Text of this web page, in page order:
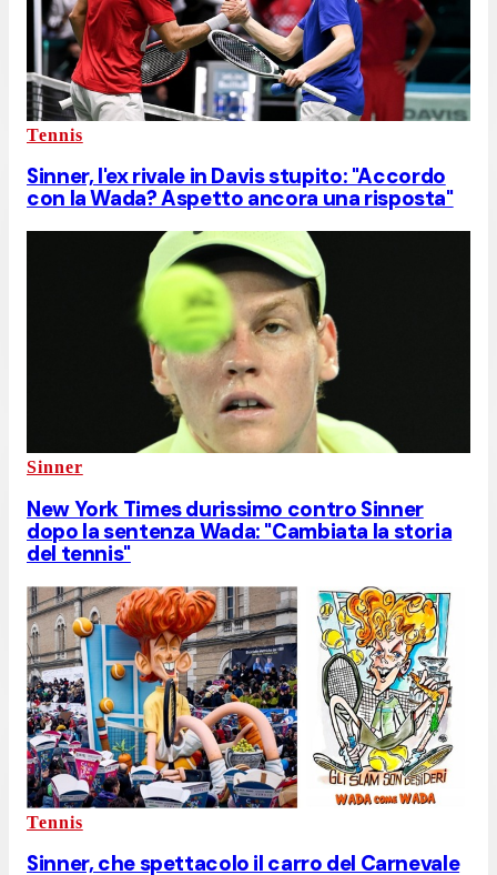
Tennis
Sinner, l'ex rivale in Davis stupito: "Accordo
con la Wada? Aspetto ancora una risposta"
Sinner
New York Times durissimo contro Sinner
dopo la sentenza Wada: "Cambiata la storia
del tennis"
Tennis
Sinner, che spettacolo il carro del Carnevale